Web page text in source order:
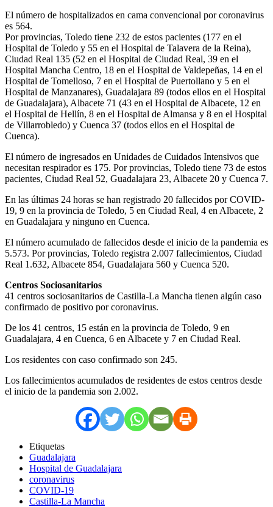
El número de hospitalizados en cama convencional por coronavirus
es 564.
Por provincias, Toledo tiene 232 de estos pacientes (177 en el
Hospital de Toledo y 55 en el Hospital de Talavera de la Reina),
Ciudad Real 135 (52 en el Hospital de Ciudad Real, 39 en el
Hospital Mancha Centro, 18 en el Hospital de Valdepeñas, 14 en el
Hospital de Tomelloso, 7 en el Hospital de Puertollano y 5 en el
Hospital de Manzanares), Guadalajara 89 (todos ellos en el Hospital
de Guadalajara), Albacete 71 (43 en el Hospital de Albacete, 12 en
el Hospital de Hellín, 8 en el Hospital de Almansa y 8 en el Hospital
de Villarrobledo) y Cuenca 37 (todos ellos en el Hospital de
Cuenca).
El número de ingresados en Unidades de Cuidados Intensivos que
necesitan respirador es 175. Por provincias, Toledo tiene 73 de estos
pacientes, Ciudad Real 52, Guadalajara 23, Albacete 20 y Cuenca 7.
En las últimas 24 horas se han registrado 20 fallecidos por COVID-
19, 9 en la provincia de Toledo, 5 en Ciudad Real, 4 en Albacete, 2
en Guadalajara y ninguno en Cuenca.
El número acumulado de fallecidos desde el inicio de la pandemia es
5.573. Por provincias, Toledo registra 2.007 fallecimientos, Ciudad
Real 1.632, Albacete 854, Guadalajara 560 y Cuenca 520.
Centros Sociosanitarios
41 centros sociosanitarios de Castilla-La Mancha tienen algún caso
confirmado de positivo por coronavirus.
De los 41 centros, 15 están en la provincia de Toledo, 9 en
Guadalajara, 4 en Cuenca, 6 en Albacete y 7 en Ciudad Real.
Los residentes con caso confirmado son 245.
Los fallecimientos acumulados de residentes de estos centros desde
el inicio de la pandemia son 2.002.
Etiquetas
Guadalajara
Hospital de Guadalajara
coronavirus
COVID-19
Castilla-La Mancha